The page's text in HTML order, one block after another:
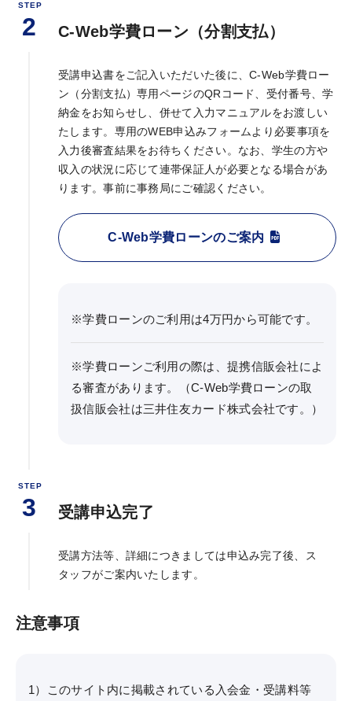
よくある質問
お問い合わせ
KALSをはじめる
受講までの流れ
ガイダンス情報
個別受講相談
講義スケジュール
WEB申込後のお支払方法
決済状況の確認
教材発送／
申込・受講（サポート）期限
STEP
2 C-Web学費ローン（分割支払）
受講申込書をご記入いただいた後に、C-Web学費ロー
ン（分割支払）専用ページのQRコード、受付番号、学
納金をお知らせし、併せて入力マニュアルをお渡しい
たします。専用のWEB申込みフォームより必要事項を
入力後審査結果をお待ちください。なお、学生の方や
収入の状況に応じて連帯保証人が必要となる場合があ
ります。事前に事務局にご確認ください。
C-Web学費ローンのご案内
※学費ローンのご利用は4万円から可能です。
※学費ローンご利用の際は、提携信販会社によ
る審査があります。（C-Web学費ローンの取
扱信販会社は三井住友カード株式会社です。）
STEP
3 受講申込完了
受講方法等、詳細につきましては申込み完了後、ス
タッフがご案内いたします。
注意事項
1）このサイト内に掲載されている入会金・受講料等